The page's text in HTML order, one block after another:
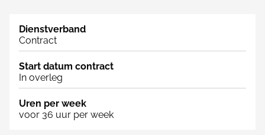
p
d
O
v
e
r
d
Dienstverband
Contract
Start datum contract
In overleg
Uren per week
voor 36 uur per week